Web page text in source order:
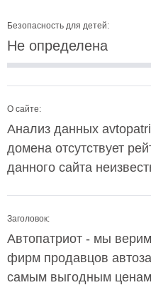
Безопасность для детей:
Не определена
О сайте:
Анализ данных
домена отсутствует
данного сайта
Заголовок:
Автопатриот - мы
фирм продавцов
самым выгодным ценам